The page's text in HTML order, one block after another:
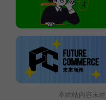
本網站內容未